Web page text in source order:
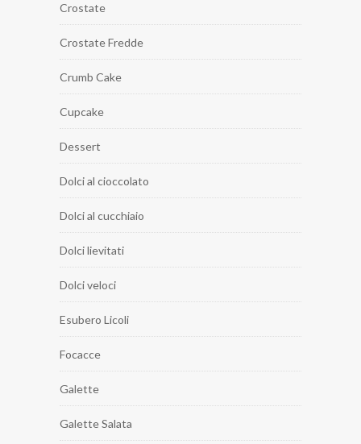
Crostate
Crostate Fredde
Crumb Cake
Cupcake
Dessert
Dolci al cioccolato
Dolci al cucchiaio
Dolci lievitati
Dolci veloci
Esubero Licoli
Focacce
Galette
Galette Salata